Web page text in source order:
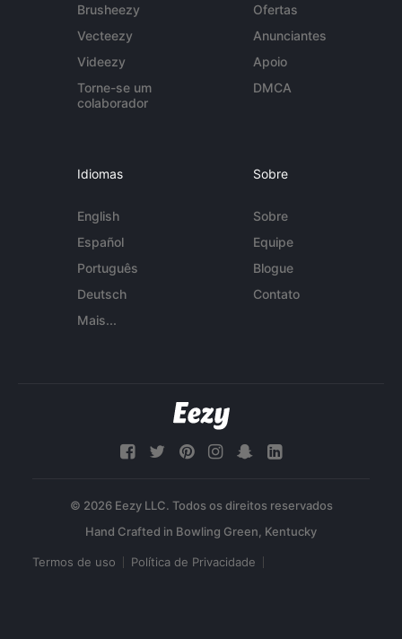
Brusheezy
Vecteezy
Videezy
Torne-se um
colaborador
Ofertas
Anunciantes
Apoio
DMCA
Idiomas
English
Español
Português
Deutsch
Mais...
Sobre
Sobre
Equipe
Blogue
Contato
© 2026 Eezy LLC. Todos os direitos reservados
Termos de uso Política de Privacidade